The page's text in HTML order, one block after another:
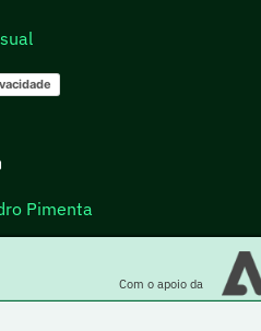
Pimenta
Com o apoio da